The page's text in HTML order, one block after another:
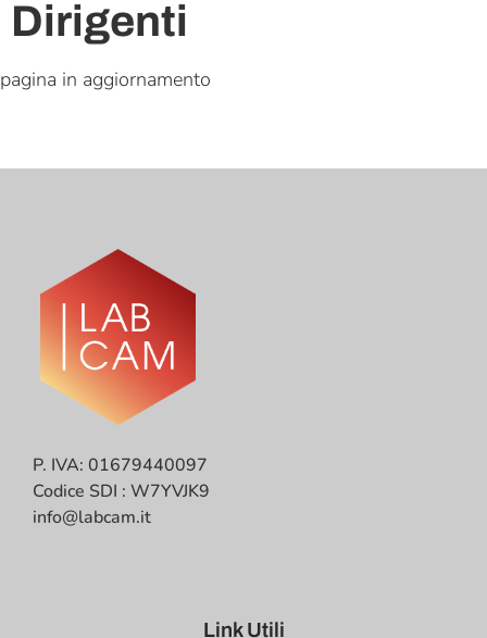
Dirigenti
pagina in aggiornamento
P. IVA: 01679440097
Codice SDI : W7YVJK9
info@labcam.it
Link Utili